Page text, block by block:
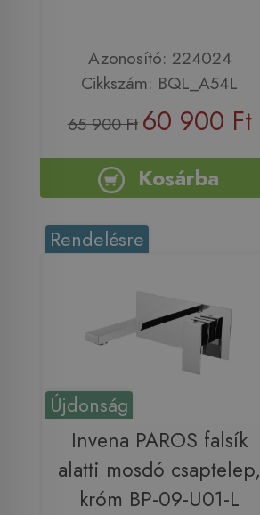
Azonosító: 224024
Cikkszám: BQL_A54L
65 900 Ft 60 900 Ft
Kosárba
Újdonság
Rendelésre
Invena PAROS falsík
alatti mosdó csaptelep,
króm BP-09-U01-L